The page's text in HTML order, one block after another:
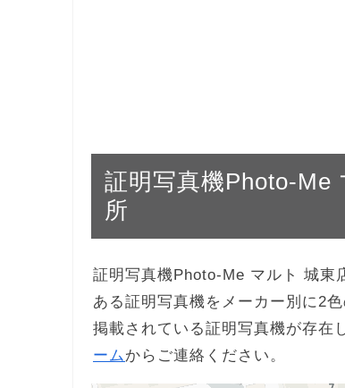
証明写真機Photo-Me
所
証明写真機Photo-Me マルト 城東
ある証明写真機をメーカー別に2
掲載されている証明写真機が存在
ーム からご連絡ください。